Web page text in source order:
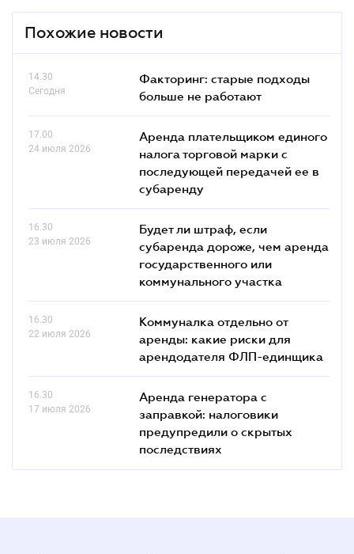
Похожие новости
14.30
Сегодня
Факторинг: старые подходы
больше не работают
17.00
24 июля 2026
Аренда плательщиком единого
налога торговой марки с
последующей передачей ее в
субаренду
16.30
23 июля 2026
Будет ли штраф, если
субаренда дороже, чем аренда
государственного или
коммунального участка
16.30
22 июля 2026
Коммуналка отдельно от
аренды: какие риски для
арендодателя ФЛП-единщика
16.30
17 июля 2026
Аренда генератора с
заправкой: налоговики
предупредили о скрытых
последствиях